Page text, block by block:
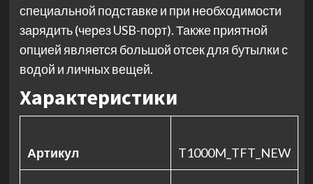
специальной подставке и при необходимости
зарядить (через USB-порт). Также приятной
опцией является большой отсек для бутылки с
водой и личных вещей.
Характеристики
Артикул T1000M_TFT_NEW